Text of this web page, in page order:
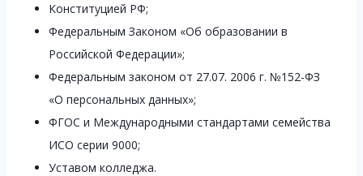
Конституцией РФ;
Федеральным Законом «Об образовании в
Российской Федерации»;
Федеральным законом от 27.07. 2006 г. №152-ФЗ
«О персональных данных»;
ФГОС и Международными стандартами семейства
ИСО серии 9000;
Уставом колледжа.